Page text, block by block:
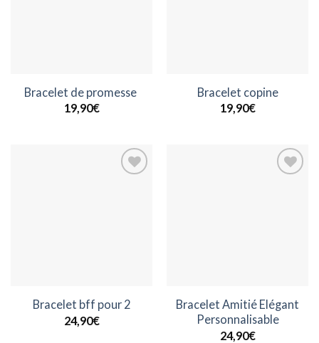
Bracelet de promesse
19,90€
Bracelet copine
19,90€
Bracelet bff pour 2
24,90€
Bracelet Amitié Elégant
Personnalisable
24,90€